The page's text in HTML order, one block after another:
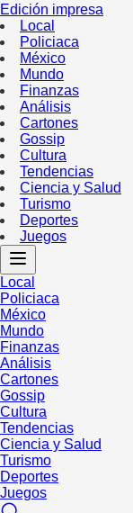
Edición impresa
Local
Policiaca
México
Mundo
Finanzas
Análisis
Cartones
Gossip
Cultura
Tendencias
Ciencia y Salud
Turismo
Deportes
Juegos
Local
Policiaca
México
Mundo
Finanzas
Análisis
Cartones
Gossip
Cultura
Tendencias
Ciencia y Salud
Turismo
Deportes
Juegos